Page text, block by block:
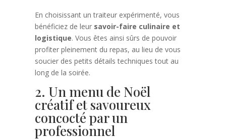
En choisissant un traiteur expérimenté, vous
bénéficiez de leur savoir-faire culinaire et
logistique. Vous êtes ainsi sûrs de pouvoir
profiter pleinement du repas, au lieu de vous
soucier des petits détails techniques tout au
long de la soirée.
2. Un menu de Noël
créatif et savoureux
concocté par un
professionnel